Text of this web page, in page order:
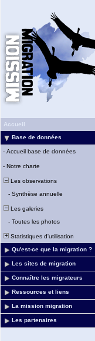
Accueil
Base de données
- Accueil base de données
- Notre charte
Les observations
- Synthèse annuelle
Les galeries
- Toutes les photos
Statistiques d'utilisation
Qu'est-ce que la migration ?
Les sites de migration
Connaître les migrateurs
Ressources et liens
La mission migration
Les partenaires